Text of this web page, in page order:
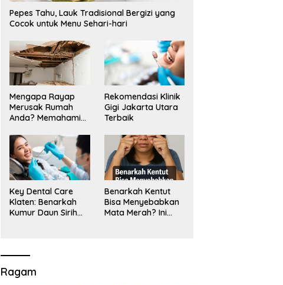
Jawa_
Dipertanyakan, LSM PAKAR
Pepes Tahu, Lauk Tradisional Bergizi yang
Cocok untuk Menu Sehari-hari
Mengapa Rayap
Merusak Rumah
Anda? Memahami
Killer”
Rekomendasi Klinik
Gigi Jakarta Utara
Terbaik
Key Dental Care
Klaten: Benarkah
Kumur Daun Sirih
Klaten
Benarkah Kentut
Bisa Menyebabkan
Mata Merah? Ini
Ragam